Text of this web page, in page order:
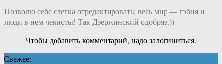
Позволю себе слегка отредактировать: весь мир — гэбня и
люди в нем чекисты! Так Дзержинский одобряэ.))
Чтобы добавить комментарий, надо залогиниться.
Свежее: